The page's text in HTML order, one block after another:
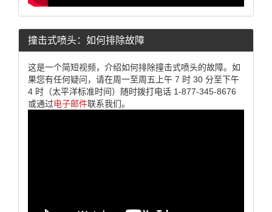
撞击式喷头：如何排除故障
这是一个简短视频，介绍如何排除撞击式喷头的故障。如
果您有任何疑问，请在周一至周五上午 7 时 30 分至下午
4 时（太平洋标准时间）随时拨打电话 1-877-345-8676
或通过电子邮件联系我们。